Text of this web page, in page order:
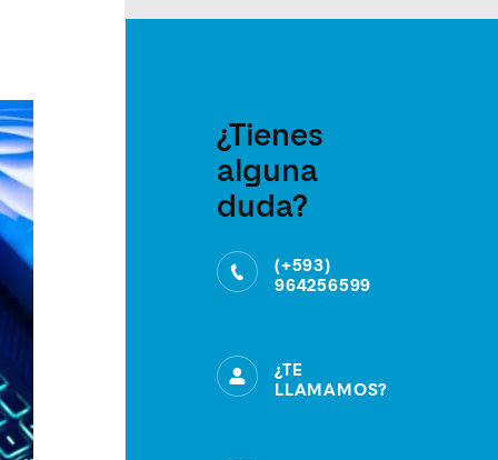
¿Tienes
alguna
duda?
(+593)
964256599
¿TE
LLAMAMOS?